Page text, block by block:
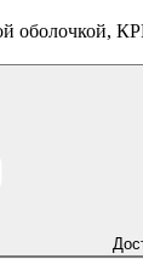
оболочкой,